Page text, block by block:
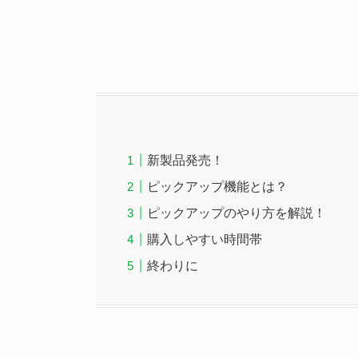
新製品発売！
ピックアップ機能とは？
ピックアップのやり方を解説！
購入しやすい時間帯
終わりに